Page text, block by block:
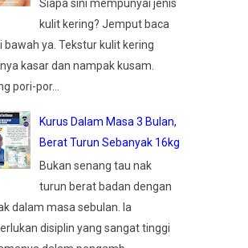
Siapa sini mempunyai jenis
kulit kering? Jemput baca
bawah ya. Tekstur kulit kering
kasar dan nampak kusam.
pori-por...
Kurus Dalam Masa 3 Bulan,
Berat Turun Sebanyak 16kg
Bukan senang tau nak
turun berat badan dengan
dalam masa sebulan. Ia
disiplin yang sangat tinggi